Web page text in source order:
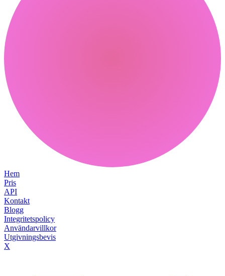
Hem
Pris
API
Kontakt
Blogg
Integritetspolicy
Användarvillkor
Utgivningsbevis
X